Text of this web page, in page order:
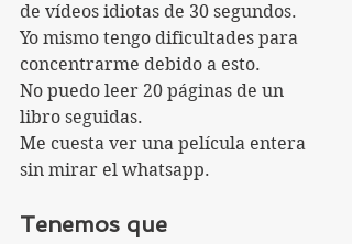
de vídeos idiotas de 30 segundos.
Yo mismo tengo dificultades para
concentrarme debido a esto.
No puedo leer 20 páginas de un
libro seguidas.
Me cuesta ver una película entera
sin mirar el whatsapp.
Tenemos que